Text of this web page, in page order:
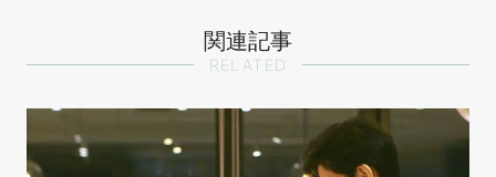
関連記事
RELATED